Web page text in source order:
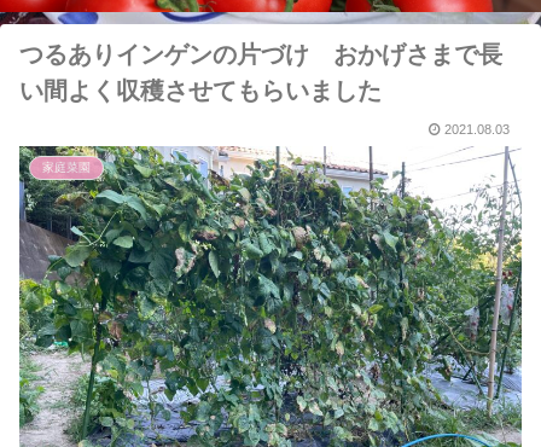
つるありインゲンの片づけ おかげさまで長
い間よく収穫させてもらいました
2021.08.03
家庭菜園